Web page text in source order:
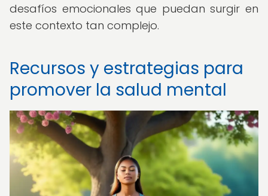
desafíos emocionales que puedan surgir en
este contexto tan complejo.
Recursos y estrategias para
promover la salud mental